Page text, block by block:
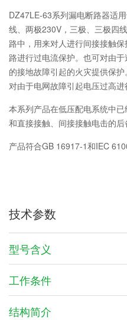
DZ47LE-63系列漏电断路器适
线、两极230V，三极、三极四
路中，用来对人进行间接接触
路进行过电流保护。也可对由
的接地故障引起的火灾提供保
对由于电网故障引起电压过高进
本系列产品在低压配电系统中
和直接接触、间接接触电击的后
产品符合GB 16917-1和IEC
技术参数
型号含义
工作条件
结构简介